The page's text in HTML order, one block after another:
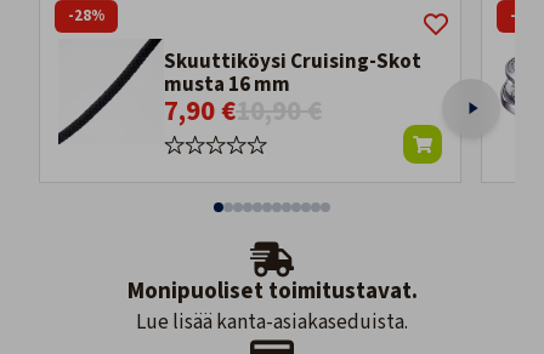
Skuuttiköysi Cruising-Skot
musta 16 mm
7,90 €10,90 €
-28% -
Monipuoliset toimitustavat.
Lue lisää kanta-asiakaseduista.